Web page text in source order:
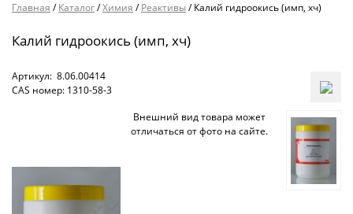
Главная /Каталог/Химия /Реактивы/Калий гидроокись (имп, хч)
Калий гидроокись (имп, хч)
Артикул: 8.06.00414
CAS номер: 1310-58-3
Внешний вид товара может
отличаться от фото на сайте.